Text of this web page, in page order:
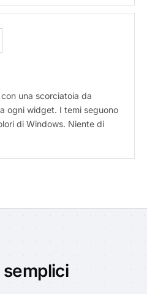
una scorciatoia da
ogni widget. I temi seguono
di Windows. Niente di
semplici